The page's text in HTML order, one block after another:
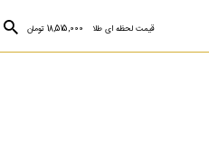
قیمت لحظه ای طلا 18,515,000 تومان